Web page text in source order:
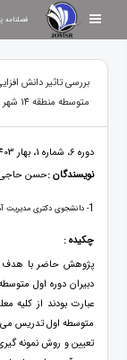
فصلنامه
بررسی تاثیر دانش
متوسطه منطقه 14 شهر تهران)
دوره 6، شماره 1، بهار 1403، صفحات 21 - 41
نویسندگان :حسن حاجی
1- دانشجوی دکتری مدیریت
چکیده :
پژوهش حاضر با هدف
تعیین و روش نمونه